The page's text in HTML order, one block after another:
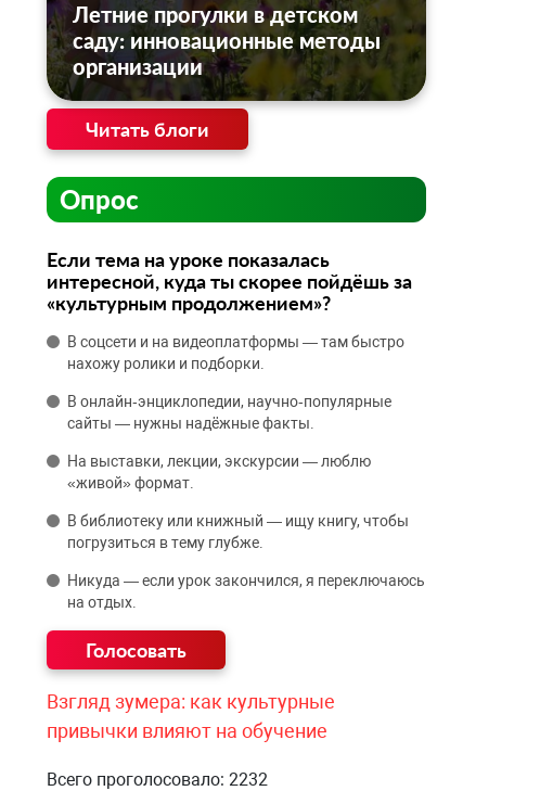
Летние прогулки в детском
саду: инновационные методы
организации
Читать блоги
Опрос
Если тема на уроке показалась
интересной, куда ты скорее пойдёшь за
«культурным продолжением»?
В соцсети и на видеоплатформы — там быстро
нахожу ролики и подборки.
В онлайн‑энциклопедии, научно‑популярные
сайты — нужны надёжные факты.
На выставки, лекции, экскурсии — люблю
«живой» формат.
В библиотеку или книжный — ищу книгу, чтобы
погрузиться в тему глубже.
Никуда — если урок закончился, я переключаюсь
на отдых.
Взгляд зумера: как культурные
привычки влияют на обучение
Всего проголосовало: 2232